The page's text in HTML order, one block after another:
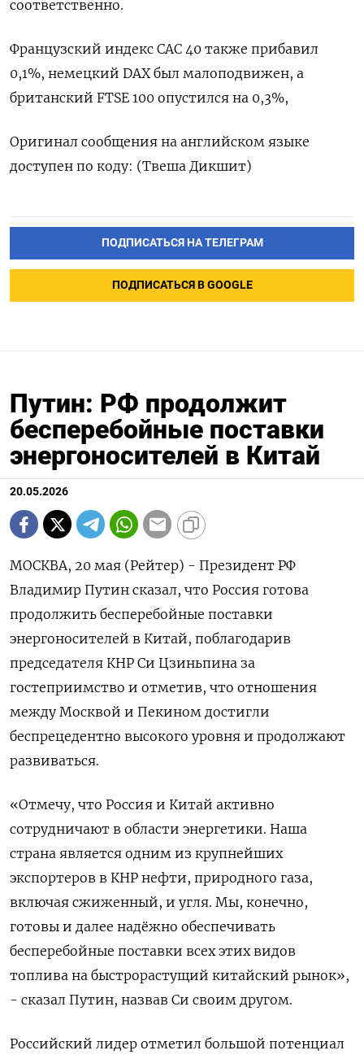
соответственно.
Французский индекс CAC 40 также прибавил
0,1%, немецкий DAX ​был малоподвижен, ⁠а
британский FTSE 100 опустился ‌на 0,3%,
Оригинал ‌сообщения на английском языке ​
доступен по ‌коду: (Твеша Дикшит)
ПОДПИСАТЬСЯ НА ТЕЛЕГРАМ
ПОДПИСАТЬСЯ В GOOGLE
Путин: РФ продолжит
бесперебойные поставки
энергоносителей в Китай
20.05.2026
МОСКВА, 20 мая (Рейтер) - Президент РФ
Владимир Путин сказал, что Россия готова
продолжить бесперебойные поставки
энергоносителей в Китай, поблагодарив
председателя КНР ‌Си Цзиньпина за
гостеприимство и отметив, что отношения
между Москвой и Пекином достигли
беспрецедентно высокого уровня и продолжают
развиваться.
«Отмечу, что ​Россия и Китай ​активно
сотрудничают ​в области энергетики. ⁠Наша
страна является одним из крупнейших
‌экспортеров в КНР нефти, природного ‌газа,
включая сжиженный, и угля. Мы, конечно,
готовы и далее ​надёжно обеспечивать
бесперебойные поставки всех этих видов
топлива ‌на быстрорастущий китайский рынок»,
- сказал Путин, назвав Си ​своим другом.
Российский лидер отметил большой потенциал